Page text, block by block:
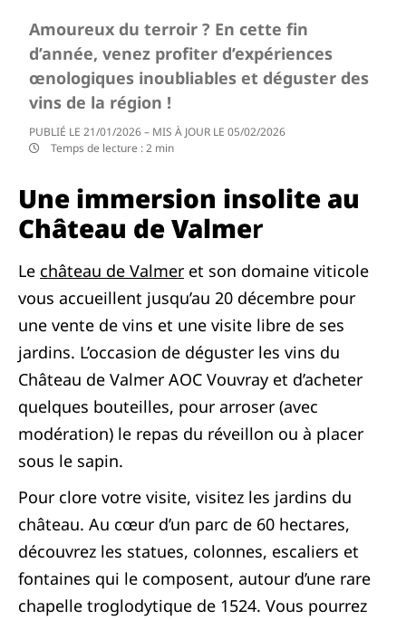
Amoureux du terroir ? En cette fin
d’année, venez profiter d’expériences
œnologiques inoubliables et déguster des
vins de la région !
PUBLIÉ LE 21/01/2026– MIS À JOUR LE 05/02/2026
Temps de lecture :2 min
Une immersion insolite au
Château de Valmer
Le château de Valmer et son domaine viticole
vous accueillent jusqu’au 20 décembre pour
une vente de vins et une visite libre de ses
jardins. L’occasion de déguster les vins du
Château de Valmer AOC Vouvray et d’acheter
quelques bouteilles, pour arroser (avec
modération) le repas du réveillon ou à placer
sous le sapin.
Pour clore votre visite, visitez les jardins du
château. Au cœur d’un parc de 60 hectares,
découvrez les statues, colonnes, escaliers et
fontaines qui le composent, autour d’une rare
chapelle troglodytique de 1524. Vous pourrez